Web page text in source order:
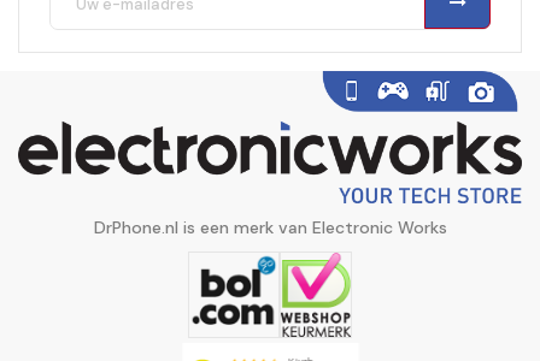
DrPhone.nl is een merk van Electronic Works